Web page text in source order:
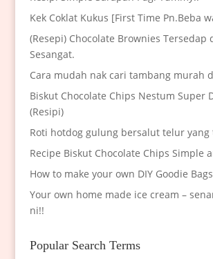
Kek Coklat Kukus [First Time Pn.Beba
(Resepi) Chocolate Brownies Tersedap
Sesangat.
Cara mudah nak cari tambang murah
Biskut Chocolate Chips Nestum Super
(Resipi)
Roti hotdog gulung bersalut telur yang
Recipe Biskut Chocolate Chips Simple
How to make your own DIY Goodie
Your own home made ice cream –
ni!!
Popular Search Terms